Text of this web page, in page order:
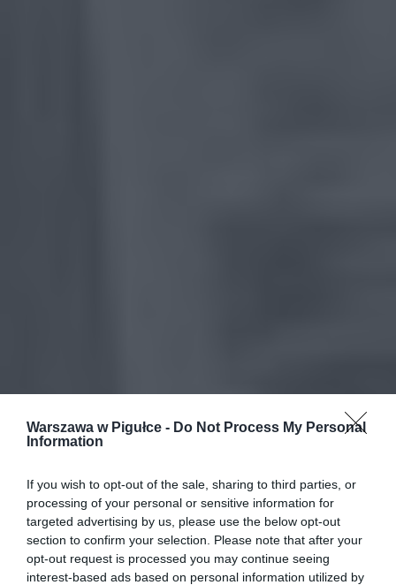
Warszawa w Pigułce - Do Not Process My Personal
Information
If you wish to opt-out of the sale, sharing to third parties, or
processing of your personal or sensitive information for
targeted advertising by us, please use the below opt-out
section to confirm your selection. Please note that after your
opt-out request is processed you may continue seeing
interest-based ads based on personal information utilized by